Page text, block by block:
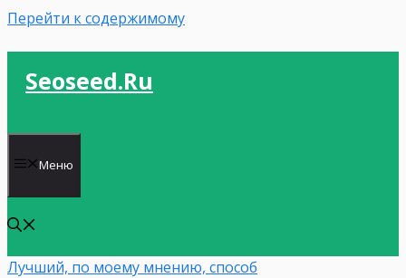
Перейти к содержимому
Seoseed.ru
Меню
Лучший, по моему мнению, способ